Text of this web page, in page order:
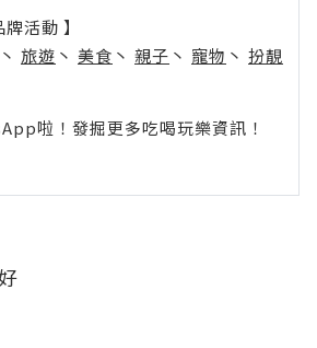
活動 】
丶 旅遊 丶 美食 丶 親子 丶 寵物 丶 扮靚
啦！發掘更多吃喝玩樂資訊！